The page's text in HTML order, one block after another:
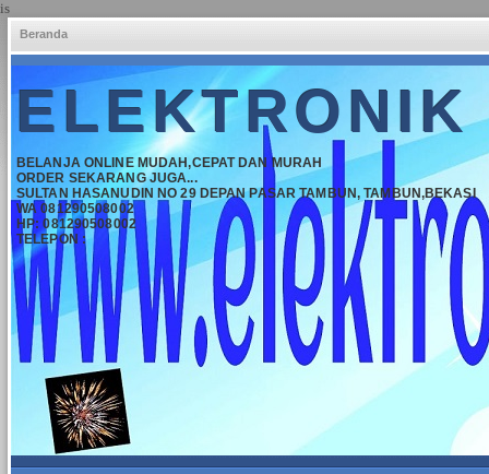
is
Beranda
BELANJA ONLINE MUDAH,CEPAT DAN MURAH
ORDER SEKARANG JUGA...
SULTAN HASANUDIN NO 29 DEPAN PASAR TAMBUN, TAMBUN,BEKASI
WA 081290508002
HP: 081290508002
TELEPON :